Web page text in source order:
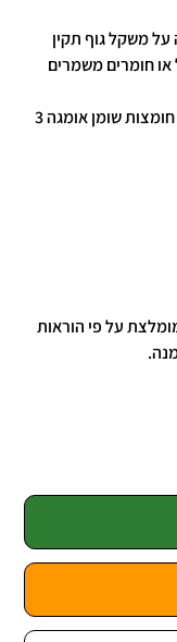
על משקל גוף תקין
או חומרים משמרים
• 🌱 שמירה על בריאות העור והפרווה – מכיל חומצות שומן אומגה 3
על פי הוראות